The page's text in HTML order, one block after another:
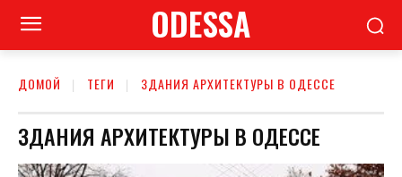
ODESSA
ДОМОЙ ТЕГИ ЗДАНИЯ АРХИТЕКТУРЫ В ОДЕССЕ
ЗДАНИЯ АРХИТЕКТУРЫ В ОДЕССЕ